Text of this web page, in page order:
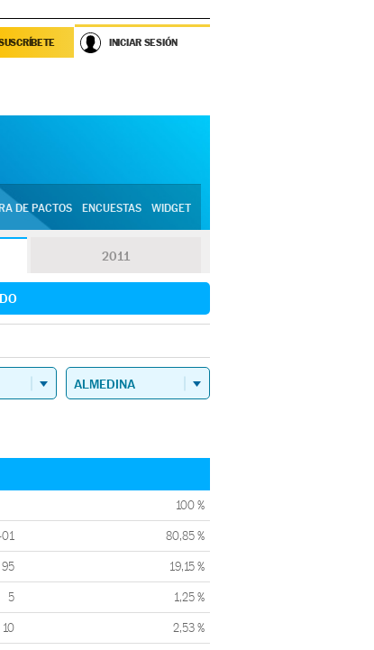
INICIAR SESIÓN
DE PACTOS ENCUESTAS WIDGET
2011
100 %
80,85 %
95 19,15 %
5 1,25 %
10 2,53 %